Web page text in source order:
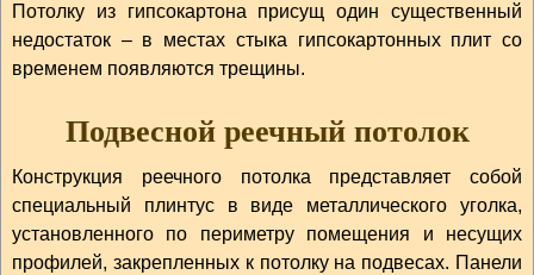
Потолку из гипсокартона присущ один существенный
недостаток – в местах стыка гипсокартонных плит со
временем появляются трещины.
Подвесной реечный потолок
Конструкция реечного потолка представляет собой
специальный плинтус в виде металлического уголка,
установленного по периметру помещения и несущих
профилей, закрепленных к потолку на подвесах. Панели